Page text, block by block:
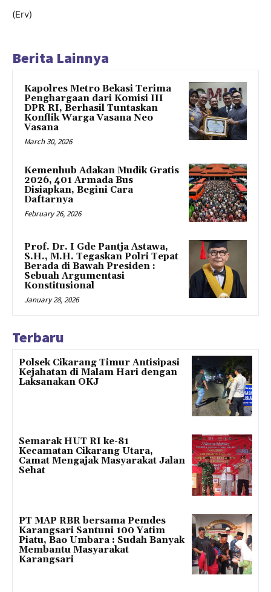
(Erv)
Berita Lainnya
Kapolres Metro Bekasi Terima
Penghargaan dari Komisi III
DPR RI, Berhasil Tuntaskan
Konflik Warga Vasana Neo
Vasana
March 30, 2026
Kemenhub Adakan Mudik Gratis
2026, 401 Armada Bus
Disiapkan, Begini Cara
Daftarnya
February 26, 2026
Prof. Dr. I Gde Pantja Astawa,
S.H., M.H. Tegaskan Polri Tepat
Berada di Bawah Presiden :
Sebuah Argumentasi
Konstitusional
January 28, 2026
Terbaru
Polsek Cikarang Timur Antisipasi
Kejahatan di Malam Hari dengan
Laksanakan OKJ
Semarak HUT RI ke-81
Kecamatan Cikarang Utara,
Camat Mengajak Masyarakat Jalan
Sehat
PT MAP RBR bersama Pemdes
Karangsari Santuni 100 Yatim
Piatu, Bao Umbara : Sudah Banyak
Membantu Masyarakat
Karangsari